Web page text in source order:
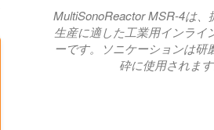
MultiSonoReactor MSR-4は、
生産に適した工業用インライ
ーです。ソニケーションは研
砕に使用されます